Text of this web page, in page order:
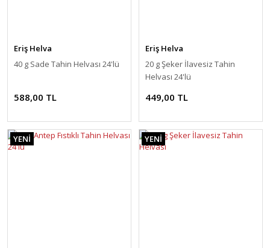
Eriş Helva
40 g Sade Tahin Helvası 24'lü
588,00 TL
Eriş Helva
20 g Şeker İlavesiz Tahin
Helvası 24'lü
449,00 TL
YENİ YENİ